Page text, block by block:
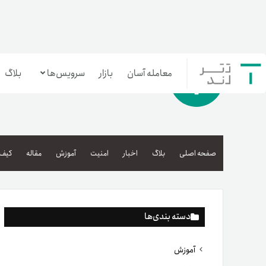
معامله آسان بازار سرویس‌ها
بازار تترلند
سرمایه‌گذاری آسان
بلاگ
صفحه اصلی بلاگ اخبار امنیت آموزش مقاله
دسته بندی‌ها
آموزش